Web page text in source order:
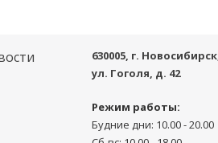
630005, г. Новосибирск
ул. Гоголя, д. 42
Режим работы:
Будние дни: 10.00 - 20.00